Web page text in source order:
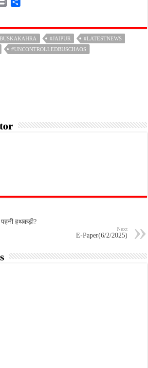
n
t
r
e
#JAIPUR
#LATESTNEWS
#UNCONTROLLEDBUSCHAOS
हथकड़ी?
Next
E-Paper(6/2/2025)